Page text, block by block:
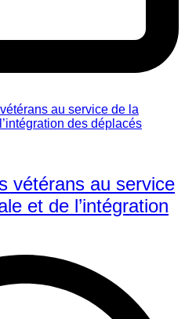
vétérans au service
et de l’intégration